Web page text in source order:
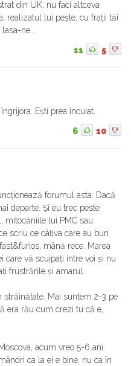
din UK, nu faci altceva
realizatul lui pește, cu frații tăi
ne .
11 5
Ești prea încuiat.
6 10
forumul asta. Dacă
departe. Și eu trec peste
mitocăniile lui PMC sau
scriu ce câțiva care au bun
mână rece. Marea
care vă scuipați intre voi și nu
frustrările și amarul.
străinătate. Mai suntem 2-3 pe
era rău cum crezi tu că e,
acum vreo 5-6 ani.
ca la ei e bine, nu ca în